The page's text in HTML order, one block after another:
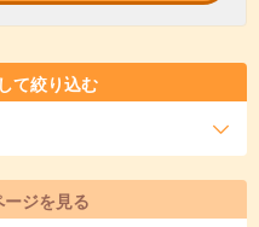
て絞り込む
ジを見る